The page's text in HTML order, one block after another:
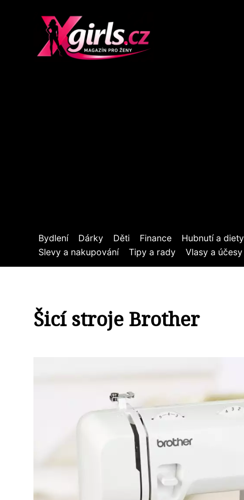
Bydlení Dárky Děti Finance Hubnutí a diety
Slevy a nakupování
Tipy a rady Vlasy a účesy
Šicí stroje Brother